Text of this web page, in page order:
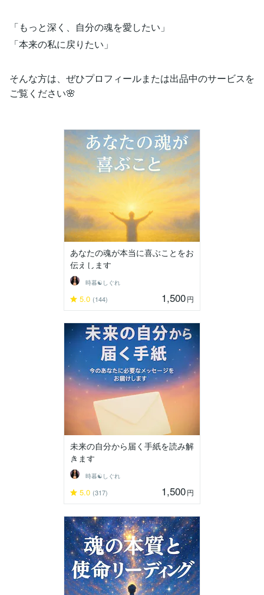
「もっと深く、自分の魂を愛したい」
「本来の私に戻りたい」
そんな方は、ぜひプロフィールまたは出品中のサービスを
ご覧ください🌸
あなたの魂が本当に喜ぶことをお
伝えします
時暮☯しぐれ
5.0 (144) 1,500円
未来の自分から届く手紙を読み解
きます
時暮☯しぐれ
5.0 (317) 1,500円